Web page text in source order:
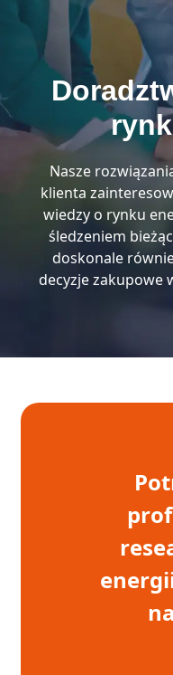
Nasze
klienta
wiedzy o rynku
śledzeniem
doskonale
decyzje zakupowe